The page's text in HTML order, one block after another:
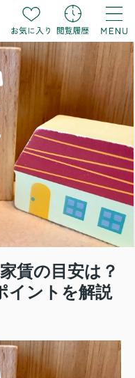
賃の目安は？
イントを解説